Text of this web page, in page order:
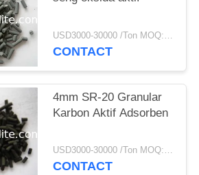
USD3000-30000 /Ton MOQ:1 KG
CONTACT
4mm SR-20 Granular
Karbon Aktif Adsorben
USD3000-30000 /Ton MOQ:1 KG
CONTACT